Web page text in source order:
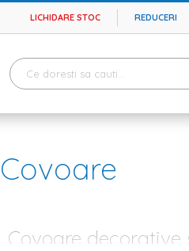
LICHIDARE STOC REDUCERI
Covoare
Covoare